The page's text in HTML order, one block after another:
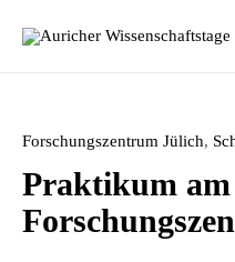
Praktikum am
Category
Forschungszentrum Jülich,